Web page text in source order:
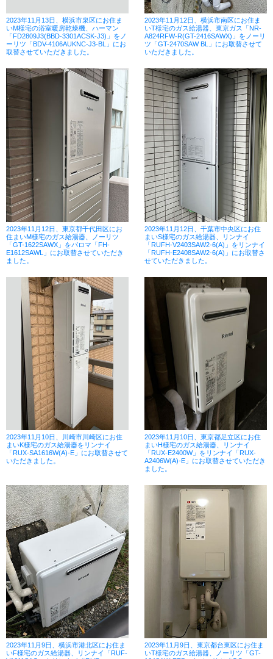
2023年11月13日、横浜市泉区にお住ま
いM様宅の浴室暖房乾燥機、ハーマン
「FD2809J3(BBD-3301ACSK-J3)」をノ
ーリツ「BDV-4106AUKNC-J3-BL」にお
取替させていただきました。
2023年11月12日、横浜市南区にお住ま
いT様宅のガス給湯器、東京ガス「NR-
A824RFW-R(GT-2416SAWX)」をノーリ
ツ「GT-2470SAW BL」にお取替させて
いただきました。
2023年11月12日、東京都千代田区にお
住まいM様宅のガス給湯器、ノーリツ
「GT-1622SAWX」をパロマ「FH-
E1612SAWL」にお取替させていただき
ました。
2023年11月12日、千葉市中央区にお住
まいS様宅のガス給湯器、リンナイ
「RUFH-V2403SAW2-6(A)」をリンナイ
「RUFH-E2408SAW2-6(A)」にお取替さ
せていただきました。
2023年11月10日、川崎市川崎区にお住
まいK様宅のガス給湯器をリンナイ
「RUX-SA1616W(A)-E」にお取替させて
いただきました。
2023年11月10日、東京都足立区にお住
まいH様宅のガス給湯器、リンナイ
「RUX-E2400W」をリンナイ「RUX-
A2406W(A)-E」にお取替させていただき
ました。
2023年11月9日、横浜市港北区にお住ま
いF様宅のガス給湯器、リンナイ「RUF-
2023年11月9日、東京都台東区にお住ま
いT様宅のガス給湯器、ノーリツ「GT-